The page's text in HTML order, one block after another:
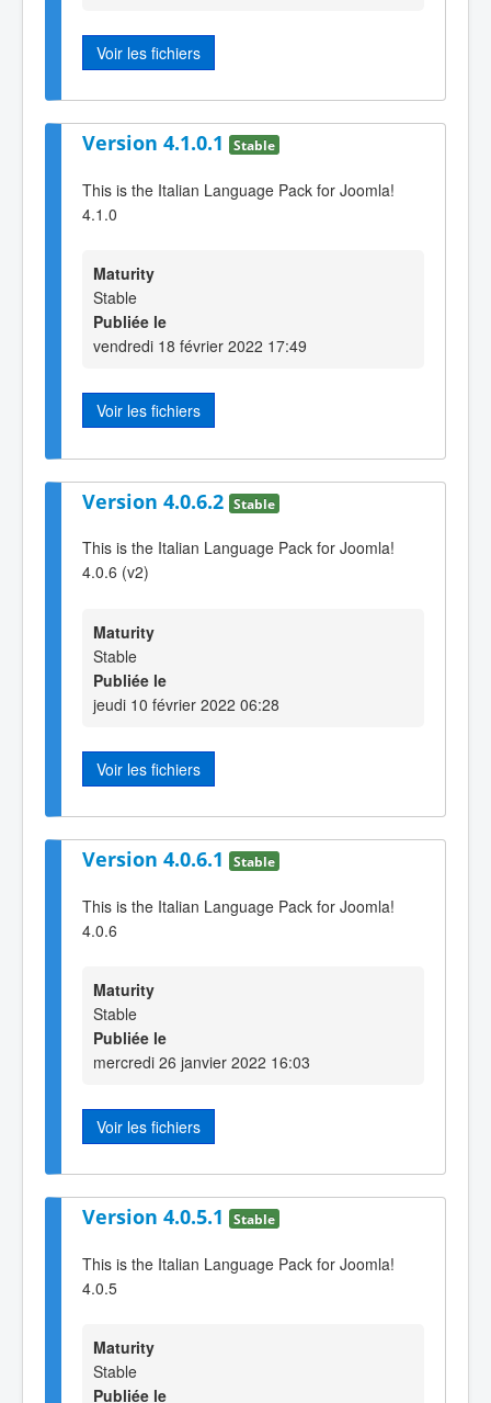
Voir les fichiers
Version 4.1.0.1 Stable
This is the Italian Language Pack for Joomla!
4.1.0
Maturity
Stable
Publiée le
vendredi 18 février 2022 17:49
Voir les fichiers
Version 4.0.6.2 Stable
This is the Italian Language Pack for Joomla!
4.0.6 (v2)
Maturity
Stable
Publiée le
jeudi 10 février 2022 06:28
Voir les fichiers
Version 4.0.6.1 Stable
This is the Italian Language Pack for Joomla!
4.0.6
Maturity
Stable
Publiée le
mercredi 26 janvier 2022 16:03
Voir les fichiers
Version 4.0.5.1 Stable
This is the Italian Language Pack for Joomla!
4.0.5
Maturity
Stable
Publiée le